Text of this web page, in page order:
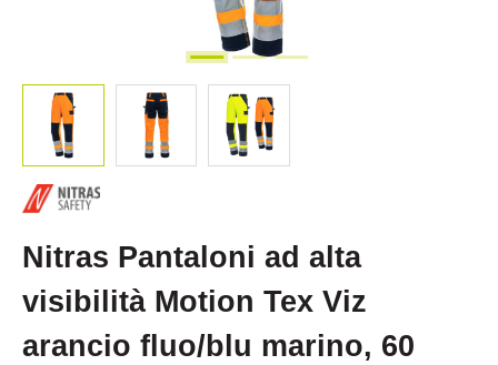
Nitras Pantaloni ad alta
visibilità Motion Tex Viz
arancio fluo/blu marino, 60